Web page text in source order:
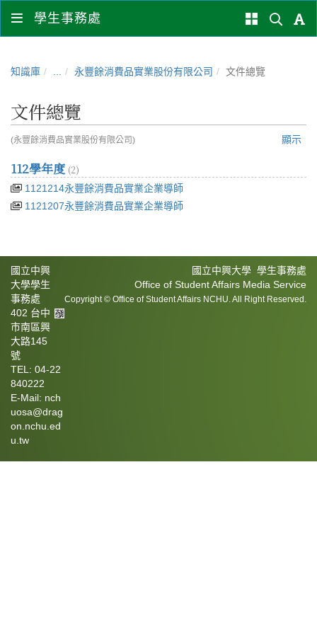
學生事務處
知識庫 永豐餘消費品實業股份有限公司 文件總覽
文件總覽
(永豐餘消費品實業股份有限公司) 顯示
112學年度 (2)
1121214永豐餘消費品實業企業導師
1121207永豐餘消費品實業企業導師
國立中興大學 學生事務處
Office of Student Affairs Media Service
Copyright © Office of Student Affairs NCHU. All Right Reserved.
國立中興
大學學生
事務處
402 台中
市南區興
大路145
號
TEL: 04-22
840222
E-Mail: nch
uosa@drag
on.nchu.ed
u.tw